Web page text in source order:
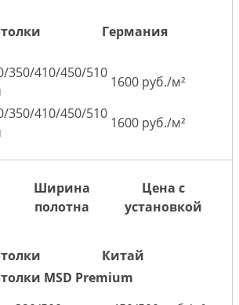
Германия
350/410/450/510
1600 руб./м²
350/410/450/510
1600 руб./м²
Ширина
полотна
Цена с
установкой
Китай
MSD Premium